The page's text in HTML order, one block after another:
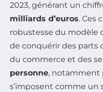
2023, générant un
milliards d’euros. Ces
robustesse du modèle
de conquérir des parts
du commerce et des
personne, notamment
s’imposent comme un